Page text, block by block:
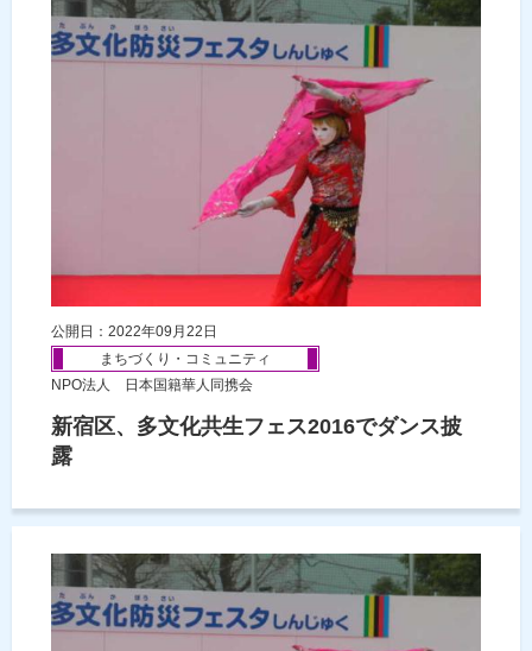
公開日：2022年09月22日
まちづくり・コミュニティ
NPO法人 日本国籍華人同携会
新宿区、多文化共生フェス2016でダンス披
露